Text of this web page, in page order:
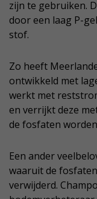
zijn te gebruiken.
door een laag P-
stof.
Zo heeft
ontwikkeld met
werkt met
en verrijkt deze
de fosfaten
Een ander
waaruit de
verwijderd.